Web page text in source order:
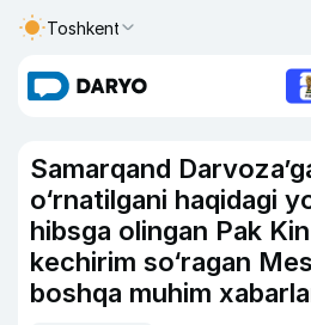
Toshkent
Samarqand
o‘rnatilgani haqidagi
hibsga olingan Pak
kechirim so‘ragan
boshqa muhim